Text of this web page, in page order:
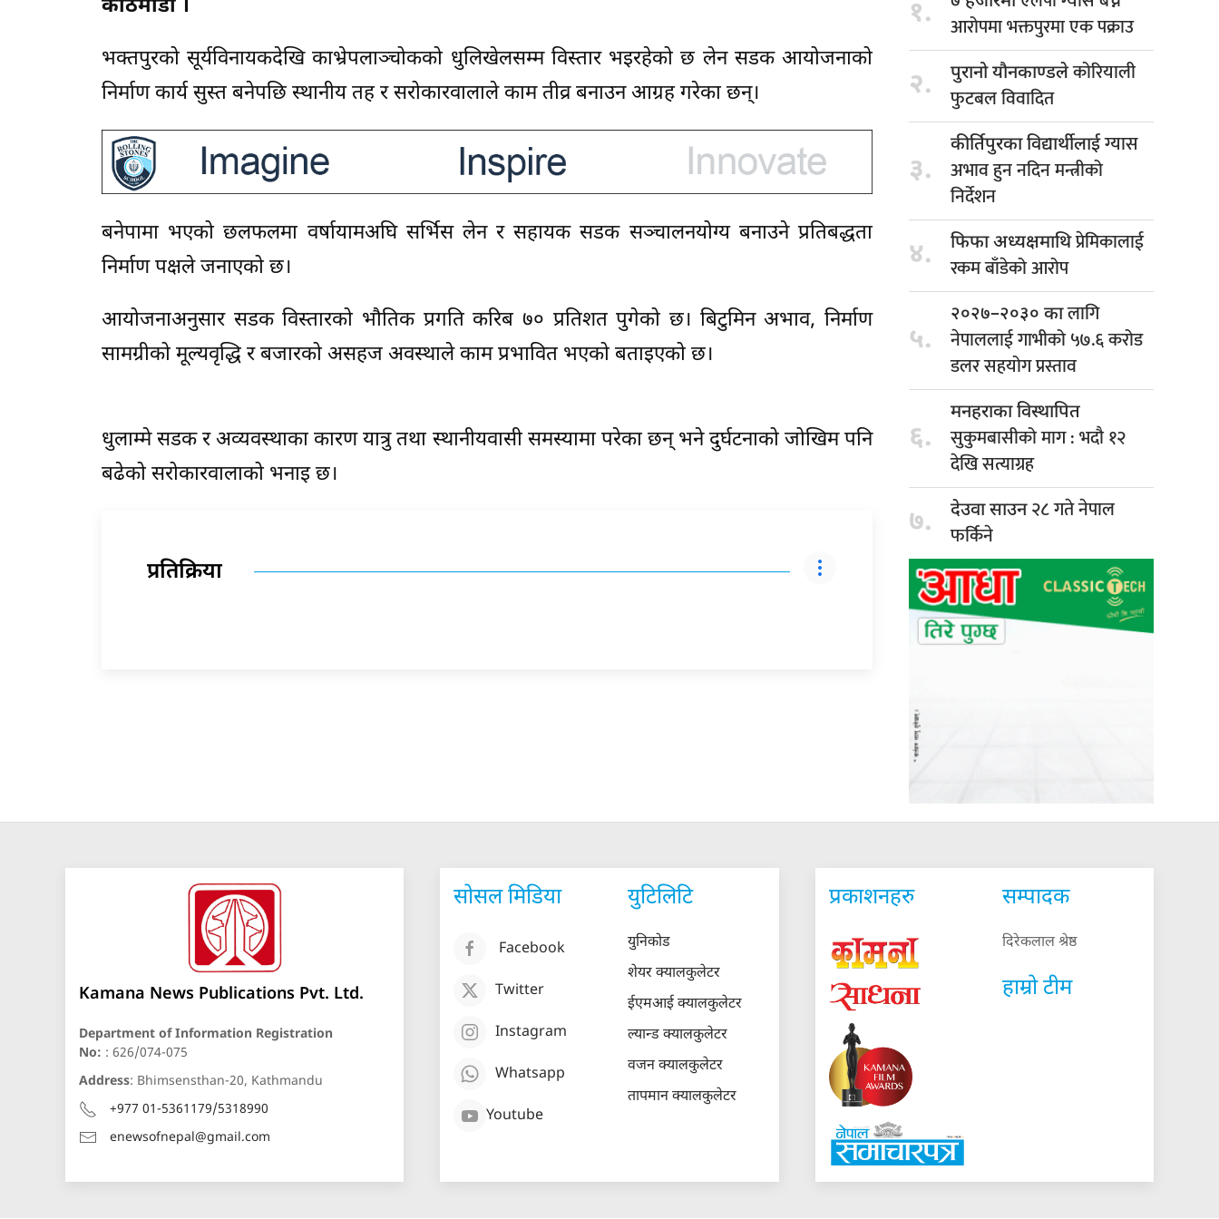
काठमाडौं ।
भक्तपुरको सूर्यविनायकदेखि काभ्रेपलाञ्चोकको धुलिखेलसम्म विस्तार भइरहेको छ लेन सडक आयोजनाको
निर्माण कार्य सुस्त बनेपछि स्थानीय तह र सरोकारवालाले काम तीव्र बनाउन आग्रह गरेका छन्।
बनेपामा भएको छलफलमा वर्षायामअघि सर्भिस लेन र सहायक सडक सञ्चालनयोग्य बनाउने प्रतिबद्धता
निर्माण पक्षले जनाएको छ।
आयोजनाअनुसार सडक विस्तारको भौतिक प्रगति करिब ७० प्रतिशत पुगेको छ। बिटुमिन अभाव, निर्माण
सामग्रीको मूल्यवृद्धि र बजारको असहज अवस्थाले काम प्रभावित भएको बताइएको छ।
धुलाम्मे सडक र अव्यवस्थाका कारण यात्रु तथा स्थानीयवासी समस्यामा परेका छन् भने दुर्घटनाको जोखिम पनि
बढेको सरोकारवालाको भनाइ छ।
प्रतिक्रिया
१.
आरोपमा भक्तपुरमा एक पक्राउ
२. पुरानो यौनकाण्डलेकोरियाली
फुटबल विवादित
३.
कीर्तिपुरका विद्यार्थीलाईग्यास
अभाव हुन नदिन मन्त्रीको
निर्देशन
४. फिफा अध्यक्षमाथिप्रेमिकालाई
रकम बाँडेको आरोप
५.
२०२७–२०३० कालागि
नेपाललाई गाभीको ५७.६ करोड
डलर सहयोग प्रस्ताव
६.
मनहराका विस्थापित
सुकुमबासीको माग : भदौ १२
देखि सत्याग्रह
७. देउवा साउन२८ गते नेपाल
फर्किने
Kamana News Publications Pvt. Ltd.
Department of Information Registration
No: : 626/074-075
Address: Bhimsensthan-20, Kathmandu
+977 01-5361179/5318990
enewsofnepal@gmail.com
सोसल मिडिया
Facebook
Twitter
Instagram
Whatsapp
Youtube
युटिलिटि
युनिकोड
शेयर क्यालकुलेटर
ईएमआई क्यालकुलेटर
ल्यान्ड क्यालकुलेटर
वजन क्यालकुलेटर
तापमान क्यालकुलेटर
प्रकाशनहरु सम्पादक
दिरेकलाल श्रेष्ठ
हाम्रो टीम